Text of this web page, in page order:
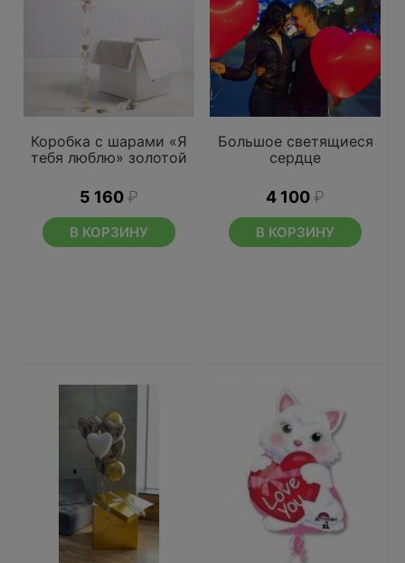
Коробка с шарами «Я
тебя люблю» золотой
5 160 ₽
В КОРЗИНУ
Большое светящиеся
сердце
4 100 ₽
В КОРЗИНУ